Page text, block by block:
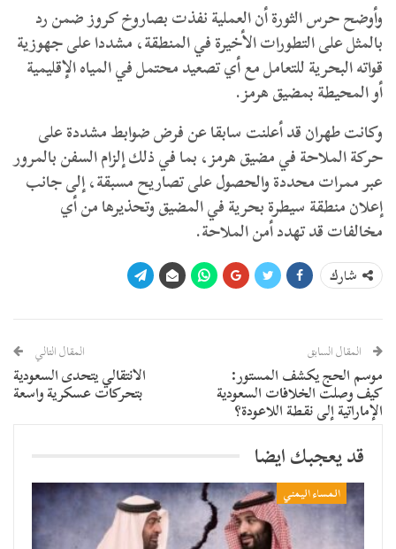
وأوضح حرس الثورة أن العملية نفذت بصاروخ كروز ضمن رد
بالمثل على التطورات الأخيرة في المنطقة، مشددا على جهوزية
قواته البحرية للتعامل مع أي تصعيد محتمل في المياه الإقليمية
أو المحيطة بمضيق هرمز.
وكانت طهران قد أعلنت سابقا عن فرض ضوابط مشددة على
حركة الملاحة في مضيق هرمز، بما في ذلك إلزام السفن بالمرور
عبر ممرات محددة والحصول على تصاريح مسبقة، إلى جانب
إعلان منطقة سيطرة بحرية في المضيق وتحذيرها من أي
مخالفات قد تهدد أمن الملاحة.
شارك
المقال السابق
موسم الحج يكشف المستور:
كيف وصلت الخلافات السعودية
الإماراتية إلى نقطة اللاعودة؟
المقال التالي
الانتقالي يتحدى السعودية
بتحركات عسكرية واسعة
قد يعجبك ايضا
المساء اليمني